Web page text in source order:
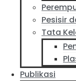
Pesisir
Tata
Publikasi